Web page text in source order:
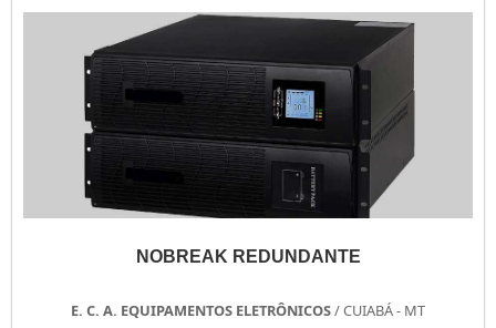
NOBREAK REDUNDANTE
E. C. A. EQUIPAMENTOS ELETRÔNICOS/ CUIABÁ - MT